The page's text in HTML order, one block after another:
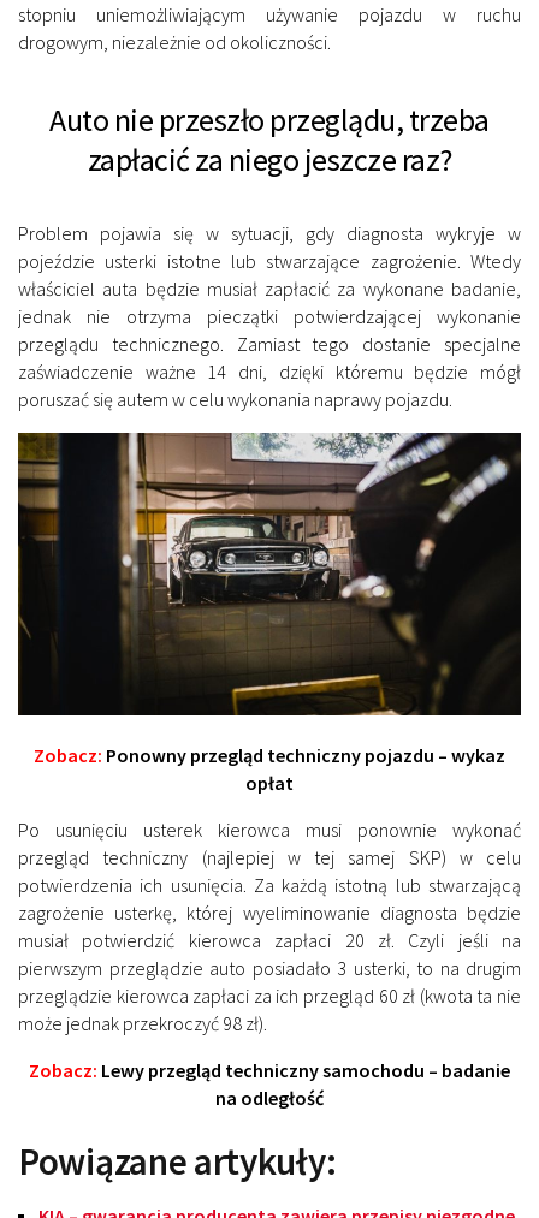
stopniu uniemożliwiającym używanie pojazdu w ruchu
drogowym, niezależnie od okoliczności.
Auto nie przeszło przeglądu, trzeba
zapłacić za niego jeszcze raz?
Problem pojawia się w sytuacji, gdy diagnosta wykryje w
pojeździe usterki istotne lub stwarzające zagrożenie. Wtedy
właściciel auta będzie musiał zapłacić za wykonane badanie,
jednak nie otrzyma pieczątki potwierdzającej wykonanie
przeglądu technicznego. Zamiast tego dostanie specjalne
zaświadczenie ważne 14 dni, dzięki któremu będzie mógł
poruszać się autem w celu wykonania naprawy pojazdu.
Zobacz: Ponowny przegląd techniczny pojazdu – wykaz
opłat
Po usunięciu usterek kierowca musi ponownie wykonać
przegląd techniczny (najlepiej w tej samej SKP) w celu
potwierdzenia ich usunięcia. Za każdą istotną lub stwarzającą
zagrożenie usterkę, której wyeliminowanie diagnosta będzie
musiał potwierdzić kierowca zapłaci 20 zł. Czyli jeśli na
pierwszym przeglądzie auto posiadało 3 usterki, to na drugim
przeglądzie kierowca zapłaci za ich przegląd 60 zł (kwota ta nie
może jednak przekroczyć 98 zł).
Zobacz: Lewy przegląd techniczny samochodu – badanie
na odległość
Powiązane artykuły: